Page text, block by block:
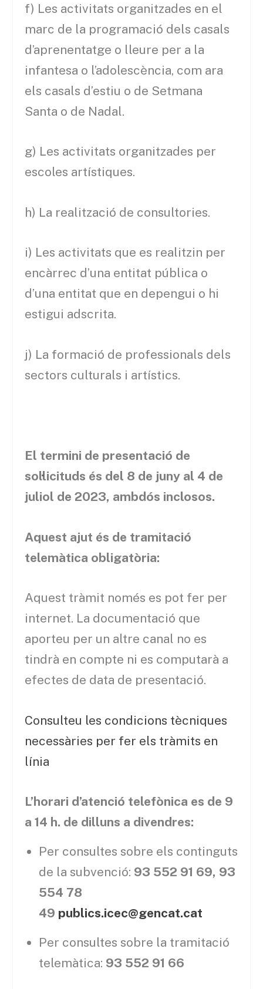
f) Les activitats organitzades en el
marc de la programació dels casals
d’aprenentatge o lleure per a la
infantesa o l’adolescència, com ara
els casals d’estiu o de Setmana
Santa o de Nadal.
g) Les activitats organitzades per
escoles artístiques.
h) La realització de consultories.
i) Les activitats que es realitzin per
encàrrec d’una entitat pública o
d’una entitat que en depengui o hi
estigui adscrita.
j) La formació de professionals dels
sectors culturals i artístics.
El termini de presentació de
sol·licituds és del 8 de juny al 4 de
juliol de 2023, ambdós inclosos.
Aquest ajut és de tramitació
telemàtica obligatòria:
Aquest tràmit només es pot fer per
internet. La documentació que
aporteu per un altre canal no es
tindrà en compte ni es computarà a
efectes de data de presentació.
Consulteu les condicions tècniques
necessàries per fer els tràmits en
línia
L’horari d’atenció telefònica es de 9
a 14 h. de dilluns a divendres:
Per consultes sobre els continguts
de la subvenció: 93 552 91 69, 93
554 78
49 publics.icec@gencat.cat
Per consultes sobre la tramitació
telemàtica: 93 552 91 66